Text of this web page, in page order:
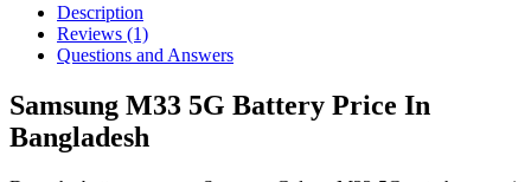
Description
Reviews (1)
Questions and Answers
Samsung M33 5G Battery Price In
Bangladesh